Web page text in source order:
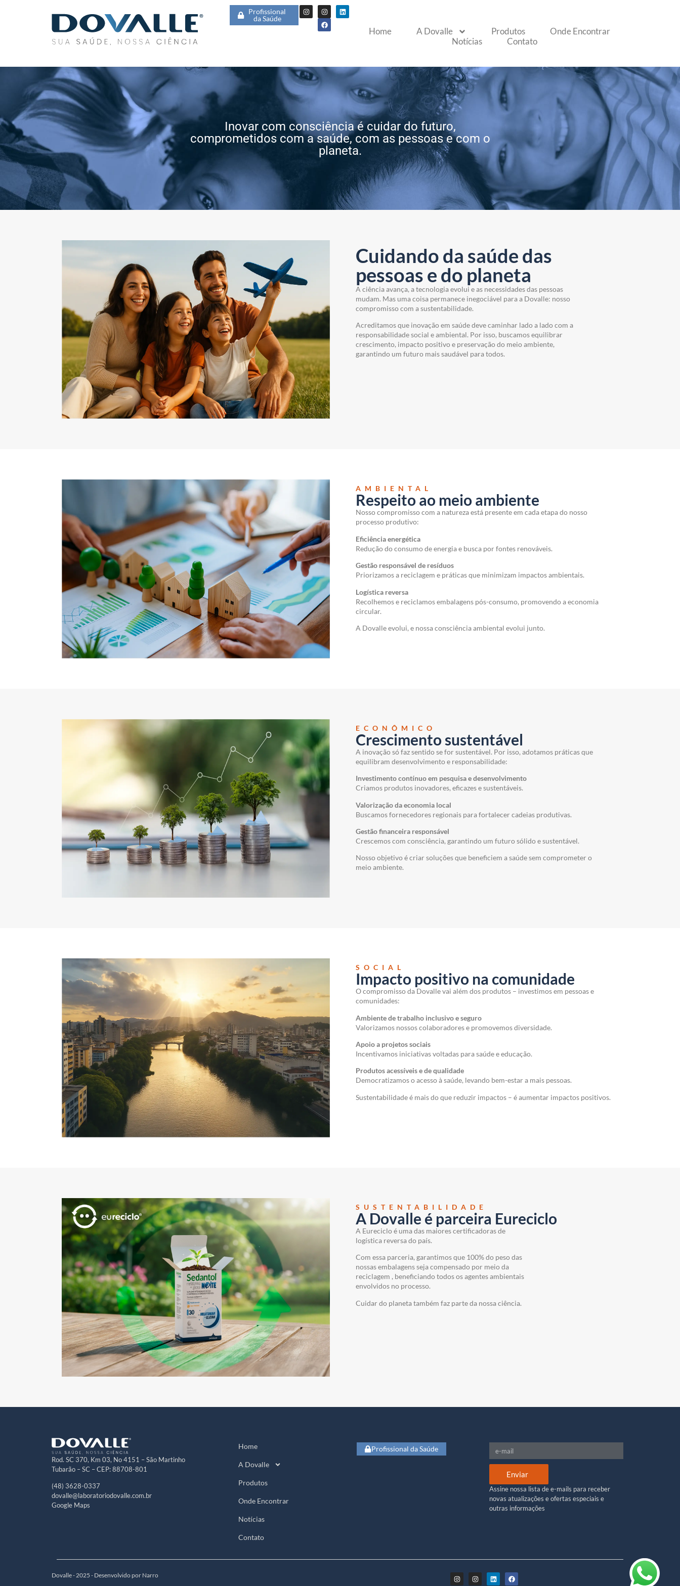
Profissional
da Saúde
Home A Dovalle Produtos
Onde Encontrar
Notícias
Contato
Inovar com consciência é cuidar do futuro,
comprometidos com a saúde, com as pessoas e com o
planeta.
Cuidando da saúde das
pessoas e do planeta
A ciência avança, a tecnologia evolui e as necessidades das pessoas
mudam. Mas uma coisa permanece inegociável para a Dovalle: nosso
compromisso com a sustentabilidade.
Acreditamos que inovação em saúde deve caminhar lado a lado com a
responsabilidade social e ambiental. Por isso, buscamos equilibrar
crescimento, impacto positivo e preservação do meio ambiente,
garantindo um futuro mais saudável para todos.
AMBIENTAL
Respeito ao meio ambiente
Nosso compromisso com a natureza está presente em cada etapa do nosso
processo produtivo:
Eficiência energética
Redução do consumo de energia e busca por fontes renováveis.
Gestão responsável de resíduos
Priorizamos a reciclagem e práticas que minimizam impactos ambientais.
Logística reversa
Recolhemos e reciclamos embalagens pós-consumo, promovendo a economia
circular.
A Dovalle evolui, e nossa consciência ambiental evolui junto.
ECONÔMICO
Crescimento sustentável
A inovação só faz sentido se for sustentável. Por isso, adotamos práticas que
equilibram desenvolvimento e responsabilidade:
Investimento contínuo em pesquisa e desenvolvimento
Criamos produtos inovadores, eficazes e sustentáveis.
Valorização da economia local
Buscamos fornecedores regionais para fortalecer cadeias produtivas.
Gestão financeira responsável
Crescemos com consciência, garantindo um futuro sólido e sustentável.
Nosso objetivo é criar soluções que beneficiem a saúde sem comprometer o
meio ambiente.
SOCIAL
Impacto positivo na comunidade
O compromisso da Dovalle vai além dos produtos – investimos em pessoas e
comunidades:
Ambiente de trabalho inclusivo e seguro
Valorizamos nossos colaboradores e promovemos diversidade.
Apoio a projetos sociais
Incentivamos iniciativas voltadas para saúde e educação.
Produtos acessíveis e de qualidade
Democratizamos o acesso à saúde, levando bem-estar a mais pessoas.
Sustentabilidade é mais do que reduzir impactos – é aumentar impactos positivos.
SUSTENTABILIDADE
A Dovalle é parceira Eureciclo
A Eureciclo é uma das maiores certificadoras de
logística reversa do país.
Com essa parceria, garantimos que 100% do peso das
nossas embalagens seja compensado por meio da
reciclagem , beneficiando todos os agentes ambientais
envolvidos no processo.
Cuidar do planeta também faz parte da nossa ciência.
Rod. SC 370, Km 03, No 4151 – São Martinho
Tubarão – SC – CEP: 88708-801
(48) 3628-0337
dovalle@laboratoriodovalle.com.br
Google Maps
Home
A Dovalle
Produtos
Onde Encontrar
Notícias
Contato
Profissional da Saúde
Enviar
Assine nossa lista de e-mails para receber
novas atualizações e ofertas especiais e
outras informações
Dovalle - 2025 - Desenvolvido por Narro